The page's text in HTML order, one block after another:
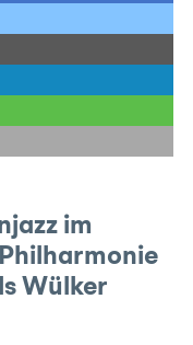
im
Wülker